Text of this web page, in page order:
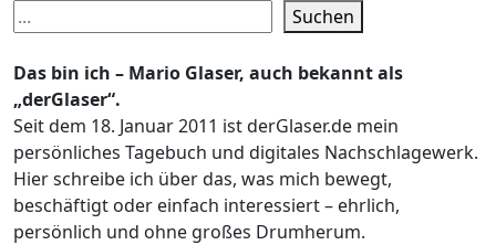
Suchen
Das bin ich – Mario Glaser, auch bekannt als
„derGlaser“.
Seit dem 18. Januar 2011 ist derGlaser.de mein
persönliches Tagebuch und digitales Nachschlagewerk.
Hier schreibe ich über das, was mich bewegt,
beschäftigt oder einfach interessiert – ehrlich,
persönlich und ohne großes Drumherum.